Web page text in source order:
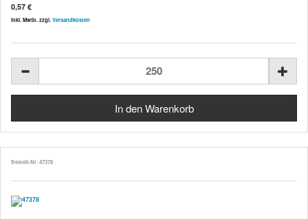
0,57 €
inkl. MwSt. zzgl. Versandkosten
Bestell-Nr. 47378